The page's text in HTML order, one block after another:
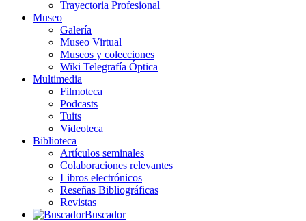
Trayectoria Profesional
Museo
Galería
Museo Virtual
Museos y colecciones
Wiki Telegrafía Óptica
Multimedia
Filmoteca
Podcasts
Tuits
Videoteca
Biblioteca
Artículos seminales
Colaboraciones relevantes
Libros electrónicos
Reseñas Bibliográficas
Revistas
Buscador